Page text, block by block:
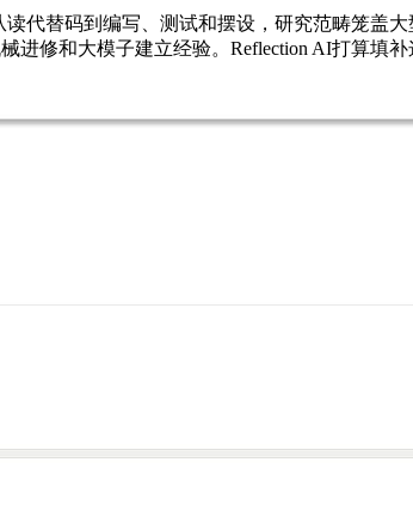
替码到编写、测试和摆设，研究范畴笼盖
进修和大模子建立经验。Reflection AI打算填